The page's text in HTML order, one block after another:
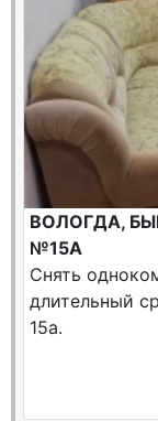
ВОЛОГДА,
№15А
Снять
длительный
15а.